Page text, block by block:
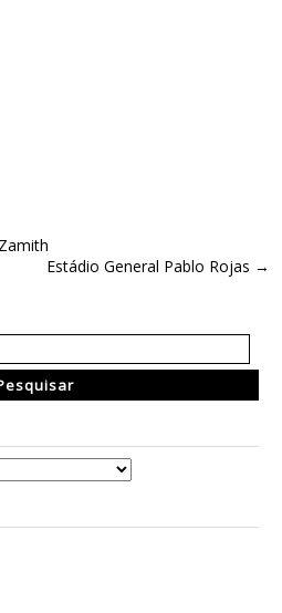
Estádio General Pablo Rojas →